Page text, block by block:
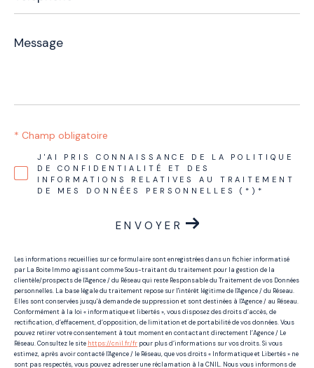
Message
*
J'AI PRIS CONNAISSANCE DE LA POLITIQUE
DE CONFIDENTIALITÉ ET DES
INFORMATIONS RELATIVES AU TRAITEMENT
DE MES DONNÉES PERSONNELLES (*)*
* Champ obligatoire
ENVOYER
Les informations recueillies sur ce formulaire sont enregistrées dans un fichier informatisé
par La Boite Immo agissant comme Sous-traitant du traitement pour la gestion de la
clientèle/prospects de l'Agence / du Réseau qui reste Responsable du Traitement de vos Données
personnelles. La base légale du traitement repose sur l'intérêt légitime de l'Agence / du Réseau.
Elles sont conservées jusqu'à demande de suppression et sont destinées à l'Agence / au Réseau.
Conformément à la loi « informatique et libertés », vous disposez des droits d’accès, de
rectification, d’effacement, d’opposition, de limitation et de portabilité de vos données. Vous
pouvez retirer votre consentement à tout moment en contactant directement l’Agence / Le
Réseau. Consultez le site https://cnil.fr/fr pour plus d’informations sur vos droits. Si vous
estimez, après avoir contacté l'Agence / le Réseau, que vos droits « Informatique et Libertés » ne
sont pas respectés, vous pouvez adresser une réclamation à la CNIL. Nous vous informons de